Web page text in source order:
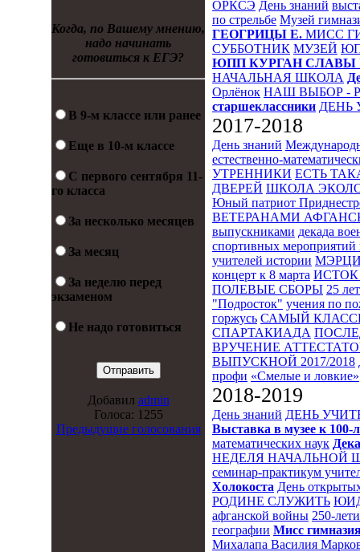
Когда, по Вашему мнению,
надо начинать
готовиться к ЕГЭ?
В 9-м классе или ранее
Еще в 10-м классе
С первого сентября 11-
го класса
За несколько месяцев
За месяц
За неделю перед
экзаменом
Не надо готовиться
Добавил admin
Голоса: 1255
Предыдущие голосования
ОРКСЭ День знаний
по стрельбе Музей
ГЕОГРИЦЫ Е. МИСС
СУББОТНИК МУЗЕЙ
ЮПП КУРГАН СЛАВЫ
НАЧАЛЬНАЯ ШКОЛА
Орлёнок НАШ ВЫБОР -
старшеклассники ДЕНЬ
2017-2018
День знаний
естественно-
УТРЕННИКИ ЕСТЬ
ДВЕРЕЙ ШКОЛА
Юный патриот
ВЕТЕРАНАМИ
выпускниками декада
спортивных мероприятий
учителей истории
концерт к 8 марта ИСТОК
ПОЛЕВЫЕ СБОРЫ 25
"Подросток" учения по
горжусь САМЫЙ
СПАРТАКИАДА
ВРУЧЕНИЕ
ВЫПУСКНОЙ 2017/2018
профи «Смелые и ловкие»
2018-2019
День знаний ДЕНЬ
Выставка в музее к
математических наук
НЕДЕЛЯ НАЧАЛЬНОЙ
семинар-практикум
Холокоста День
РОДИНЕ СЛУЖИТЬ
афганской войны 250-
географии Мисс
Михалапа Василия